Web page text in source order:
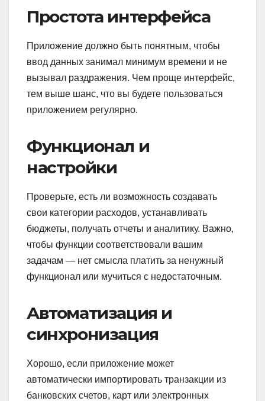
Простота интерфейса
Приложение должно быть понятным, чтобы
ввод данных занимал минимум времени и не
вызывал раздражения. Чем проще интерфейс,
тем выше шанс, что вы будете пользоваться
приложением регулярно.
Функционал и
настройки
Проверьте, есть ли возможность создавать
свои категории расходов, устанавливать
бюджеты, получать отчеты и аналитику. Важно,
чтобы функции соответствовали вашим
задачам — нет смысла платить за ненужный
функционал или мучиться с недостаточным.
Автоматизация и
синхронизация
Хорошо, если приложение может
автоматически импортировать транзакции из
банковских счетов, карт или электронных